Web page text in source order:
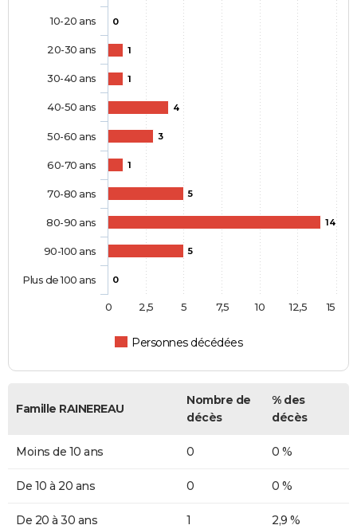
0
1
1
4
3
1
5
14
5
0
Personnes décédées
10-20 ans
20-30 ans
30-40 ans
40-50 ans
50-60 ans
60-70 ans
70-80 ans
80-90 ans
90-100 ans
Plus de 100 ans
0 2,5 5 7,5 10 12,5 15
Famille RAINEREAU
Nombre de
décès
% des
décès
Moins de 10 ans 0 0 %
De 10 à 20 ans 0 0 %
De 20 à 30 ans 1 2,9 %